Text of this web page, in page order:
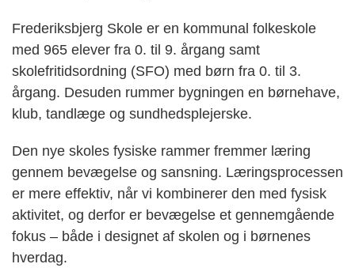
Frederiksbjerg Skole er en kommunal folkeskole
med 965 elever fra 0. til 9. årgang samt
skolefritidsordning (SFO) med børn fra 0. til 3.
årgang. Desuden rummer bygningen en børnehave,
klub, tandlæge og sundhedsplejerske.
Den nye skoles fysiske rammer fremmer læring
gennem bevægelse og sansning. Læringsprocessen
er mere effektiv, når vi kombinerer den med fysisk
aktivitet, og derfor er bevægelse et gennemgående
fokus – både i designet af skolen og i børnenes
hverdag.